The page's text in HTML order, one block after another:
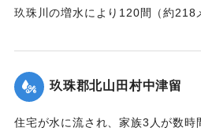
時大正十年七月一日也
※碑文の画像・翻刻は「デジタル
【出典：『九重町誌』、碑文】
｜固有コード:00268368
玖珠川の増水により120間（約218
た。
【出典：大分新聞 大正10年6月26
｜固有コード:00268369
玖珠郡北山田村中津留
住宅が水に流され、家族3人が数時